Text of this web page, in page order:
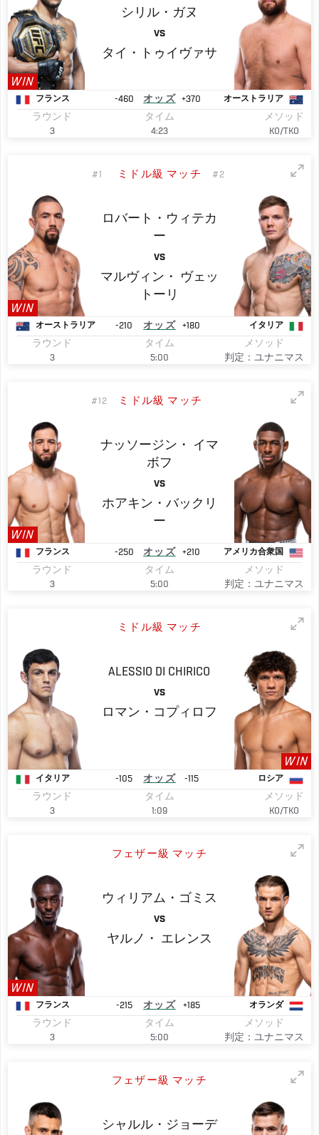
WIN
シリル・ガヌ
VS
タイ・トゥイヴァサ
フランス -460 オッズ +370 オーストラリア
ラウンド
3
タイム
4:23
メソッド
KO/TKO
#1 ミドル級 マッチ #2
WIN
ロバート・ウィテカ
ー
VS
マルヴィン・
ヴェッ
トーリ
オーストラリア -210 オッズ +180 イタリア
ラウンド
3
タイム
5:00
メソッド
判定：ユナニマス
#12 ミドル級 マッチ
WIN
ナッソージン・
イマ
ボフ
VS
ホアキン・バックリ
ー
フランス -250 オッズ +210 アメリカ合衆国
ラウンド
3
タイム
5:00
メソッド
判定：ユナニマス
ミドル級 マッチ
ALESSIO DI CHIRICO
VS
ロマン・コプィロフ
WIN
イタリア -105 オッズ -115 ロシア
ラウンド
3
タイム
1:09
メソッド
KO/TKO
フェザー級 マッチ
WIN
ウィリアム・ゴミス
VS
ヤルノ・ エレンス
フランス -215 オッズ +185 オランダ
ラウンド
3
タイム
5:00
メソッド
判定：ユナニマス
フェザー級 マッチ
シャルル・ジョーデ